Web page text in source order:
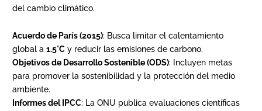
del cambio climático.
Acuerdo de París (2015): Busca limitar el calentamiento
global a 1.5°C y reducir las emisiones de carbono.
Objetivos de Desarrollo Sostenible (ODS): Incluyen metas
para promover la sostenibilidad y la protección del medio
ambiente.
Informes del IPCC: La ONU publica evaluaciones científicas